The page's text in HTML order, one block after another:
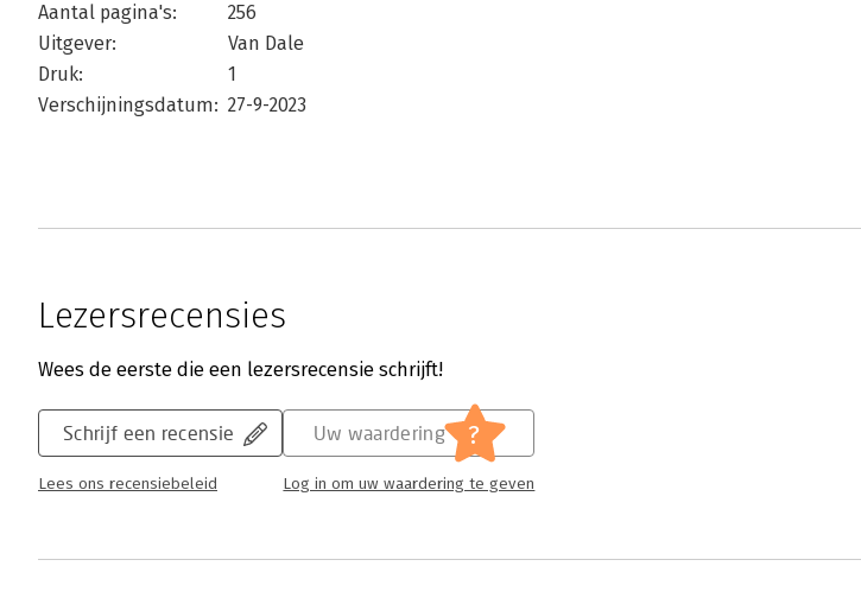
Aantal pagina's:
256
Uitgever:
Van Dale
Druk:
1
Verschijningsdatum: 27-9-2023
Lezersrecensies
Wees de eerste die een lezersrecensie schrijft!
Schrijf een recensie
Lees ons recensiebeleid
Uw waardering ?
Log in om uw waardering te geven